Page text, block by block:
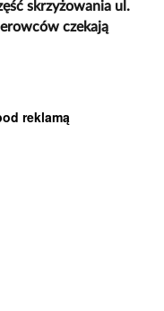
skrzyżowania ul.
czekają
reklamą